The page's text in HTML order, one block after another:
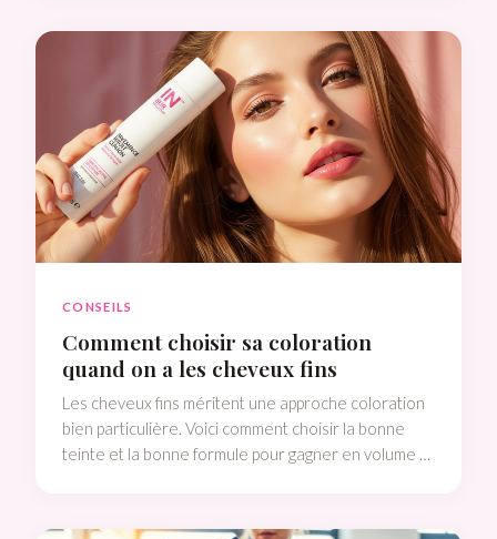
CONSEILS
Comment choisir sa coloration
quand on a les cheveux fins
Les cheveux fins méritent une approche coloration
bien particulière. Voici comment choisir la bonne
teinte et la bonne formule pour gagner en volume et